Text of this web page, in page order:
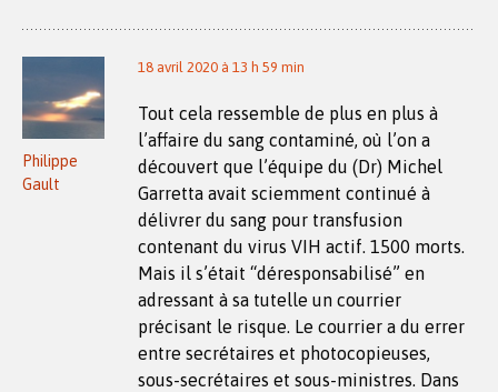
Philippe
Gault
18 avril 2020 à 13 h 59 min
Tout cela ressemble de plus en plus à
l’affaire du sang contaminé, où l’on a
découvert que l’équipe du (Dr) Michel
Garretta avait sciemment continué à
délivrer du sang pour transfusion
contenant du virus VIH actif. 1500 morts.
Mais il s’était “déresponsabilisé” en
adressant à sa tutelle un courrier
précisant le risque. Le courrier a du errer
entre secrétaires et photocopieuses,
sous-secrétaires et sous-ministres. Dans